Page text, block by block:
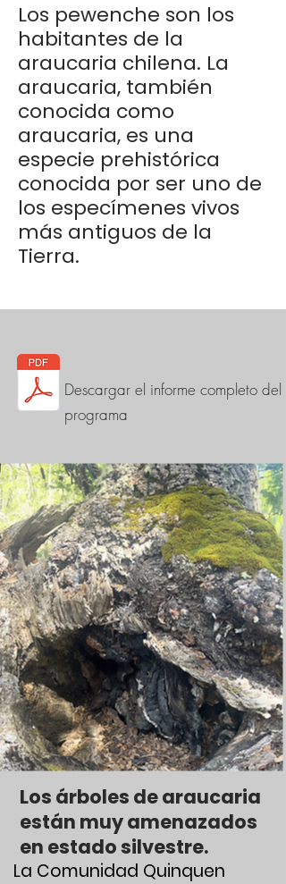
Los pewenche son los
habitantes de la
araucaria chilena. La
araucaria, también
conocida como
araucaria, es una
especie prehistórica
conocida por ser uno de
los especímenes vivos
más antiguos de la
Tierra.
Descargar el informe completo del
programa
Los árboles de araucaria
están muy amenazados
en estado silvestre.
La Comunidad Quinquen